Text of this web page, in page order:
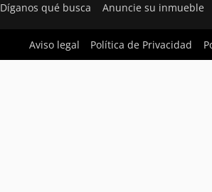
Díganos qué busca Anuncie su inmueble
Aviso legal Política de Privacidad